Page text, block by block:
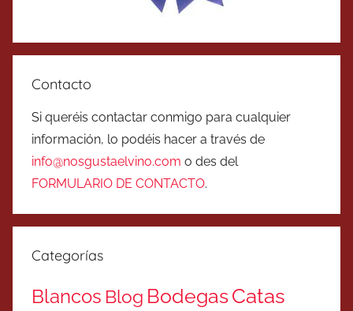
Contacto
Si queréis contactar conmigo para cualquier
información, lo podéis hacer a través de
info@nosgustaelvino.com o des del
FORMULARIO DE CONTACTO.
Categorías
Blancos Blog BodegasCatas